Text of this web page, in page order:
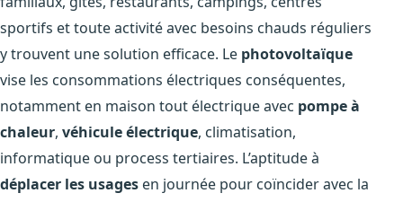
sportifs et toute activité avec besoins chauds réguliers
y trouvent une solution efficace. Le photovoltaïque
vise les consommations électriques conséquentes,
notamment en maison tout électrique avec pompe à
chaleur, véhicule électrique, climatisation,
informatique ou process tertiaires. L’aptitude à
déplacer les usages en journée pour coïncider avec la